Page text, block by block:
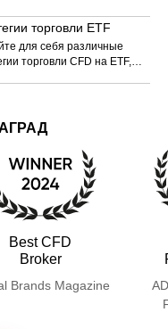
торговли ETF
для себя различные
торговли CFD на ETF,
Best CFD
Broker
Brands Magazine